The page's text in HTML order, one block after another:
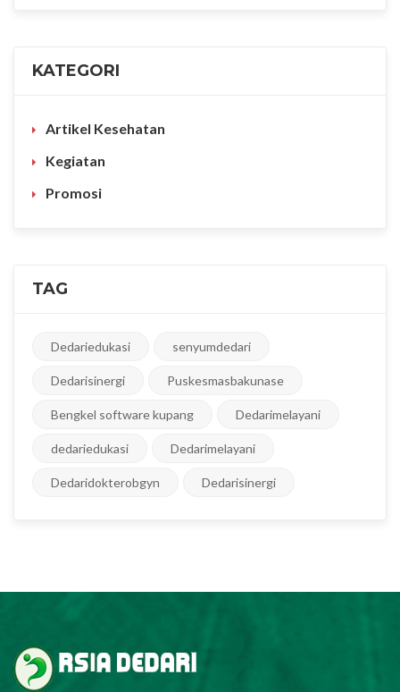
KATEGORI
Artikel Kesehatan
Kegiatan
Promosi
TAG
Dedariedukasi senyumdedari
Dedarisinergi Puskesmasbakunase
Bengkel software kupang Dedarimelayani
dedariedukasi Dedarimelayani
Dedaridokterobgyn Dedarisinergi